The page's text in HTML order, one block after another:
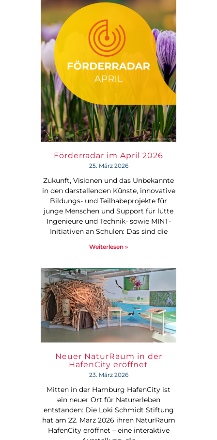
Förderradar im April 2026
25. März 2026
Zukunft, Visionen und das Unbekannte
in den darstellenden Künste, innovative
Bildungs- und Teilhabeprojekte für
junge Menschen und Support für lütte
Ingenieure und Technik- sowie MINT-
Initiativen an Schulen: Das sind die
Weiterlesen »
Neuer NaturRaum in der
HafenCity eröffnet
23. März 2026
Mitten in der Hamburg HafenCity ist
ein neuer Ort für Naturerleben
entstanden: Die Loki Schmidt Stiftung
hat am 22. März 2026 ihren NaturRaum
HafenCity eröffnet – eine interaktive